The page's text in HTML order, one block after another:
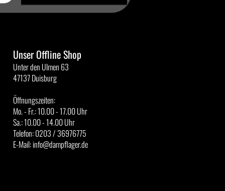
Unser Offline Shop
Unter den Ulmen 63
47137 Duisburg
Öffnungszeiten:
Mo. - Fr.: 10.00 - 17.00 Uhr
Sa.: 10.00 - 14.00 Uhr
Telefon: 0203 / 36976775
E-Mail: info@dampflager.de